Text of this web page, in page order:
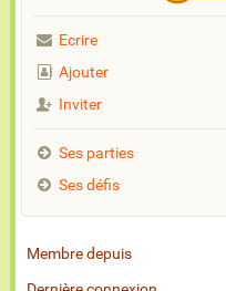
Ecrire
Ajouter
Inviter
Ses parties
Ses défis
Membre depuis